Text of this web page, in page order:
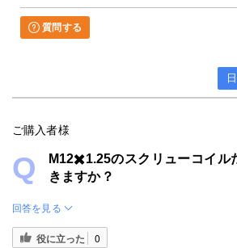
質問する
ご購入者様
M12✖️1.25のスクリューコイル
きますか？
回答を見る
役に立った 0